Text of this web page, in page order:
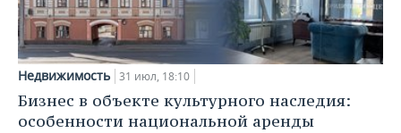
Недвижимость 31 июл, 18:10
Бизнес в объекте культурного наследия:
особенности национальной аренды